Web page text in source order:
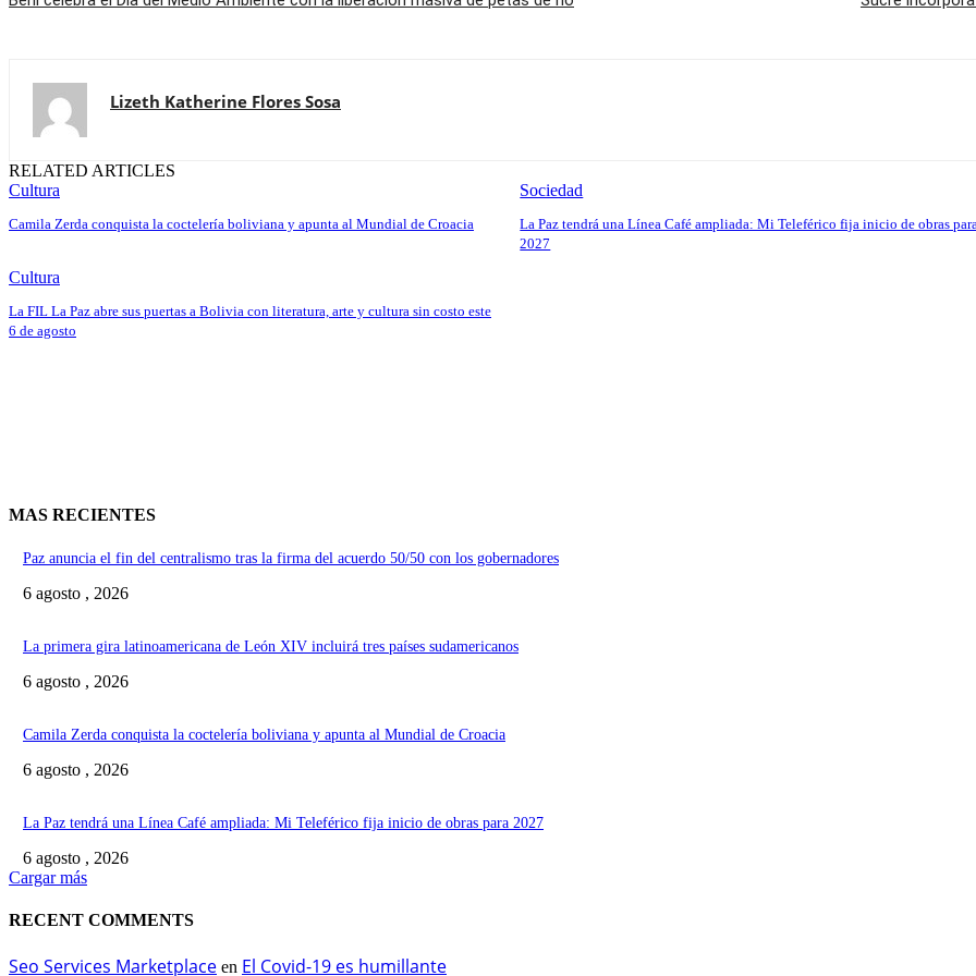
Lizeth Katherine Flores Sosa
RELATED ARTICLES
Cultura
Camila Zerda conquista la coctelería boliviana y apunta al Mundial de Croacia
Sociedad
La Paz tendrá una Línea Café ampliada: Mi Teleférico fija inicio de obras
2027
Cultura
La FIL La Paz abre sus puertas a Bolivia con literatura, arte y cultura sin costo este
6 de agosto
MAS RECIENTES
Paz anuncia el fin del centralismo tras la firma del acuerdo 50/50 con los gobernadores
6 agosto , 2026
La primera gira latinoamericana de León XIV incluirá tres países sudamericanos
6 agosto , 2026
Camila Zerda conquista la coctelería boliviana y apunta al Mundial de Croacia
6 agosto , 2026
La Paz tendrá una Línea Café ampliada: Mi Teleférico fija inicio de obras para 2027
6 agosto , 2026
Cargar más
RECENT COMMENTS
Seo Services Marketplace en El Covid-19 es humillante